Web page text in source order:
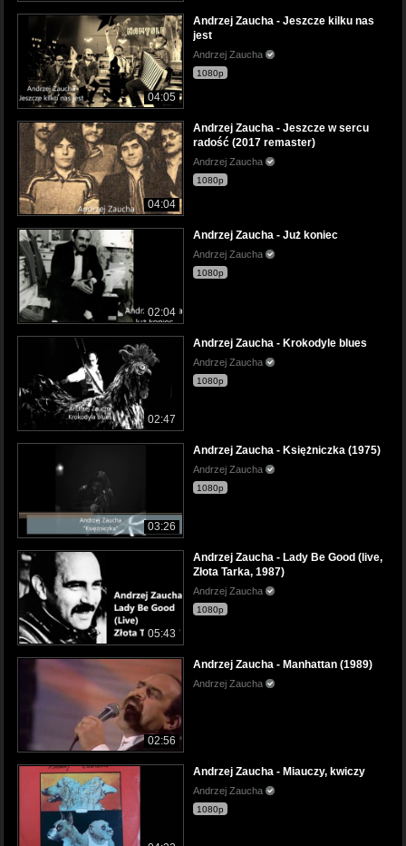
04:05
Andrzej Zaucha - Jeszcze kilku nas
jest
Andrzej Zaucha
1080p
04:04
Andrzej Zaucha - Jeszcze w sercu
radość (2017 remaster)
Andrzej Zaucha
1080p
02:04
Andrzej Zaucha - Już koniec
Andrzej Zaucha
1080p
02:47
Andrzej Zaucha - Krokodyle blues
Andrzej Zaucha
1080p
03:26
Andrzej Zaucha - Księżniczka (1975)
Andrzej Zaucha
1080p
05:43
Andrzej Zaucha - Lady Be Good (live,
Złota Tarka, 1987)
Andrzej Zaucha
1080p
02:56
Andrzej Zaucha - Manhattan (1989)
Andrzej Zaucha
Andrzej Zaucha - Miauczy, kwiczy
Andrzej Zaucha
1080p